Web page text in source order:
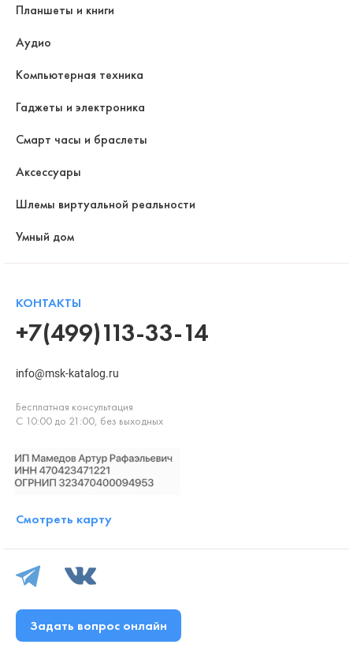
Планшеты и книги
Аудио
Компьютерная техника
Гаджеты и электроника
Смарт часы и браслеты
Аксессуары
Шлемы виртуальной реальности
Умный дом
КОНТАКТЫ
+7(499)113-33-14
info@msk-katalog.ru
Бесплатная консультация
С 10:00 до 21:00, без выходных
Смотреть карту
Задать вопрос онлайн